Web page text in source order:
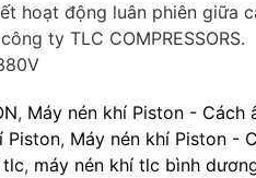
hoạt động luân phiên giữa
ty TLC COMPRESSORS.
, Máy nén khí Piston - Cách
Piston, Máy nén khí Piston -
tlc, máy nén khí tlc bình